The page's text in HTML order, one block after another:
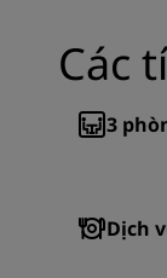
Các
3
Dịch